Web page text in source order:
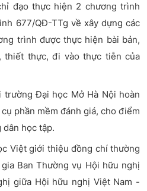
đạo thực hiện 2 chương trình
677/QĐ-TTg về xây dựng các
trình được thực hiện bài bản,
thiết thực, đi vào thực tiễn của
Đại học Mở Hà Nội hoàn
phần mềm đánh giá, cho điểm
học tập.
Việt giới thiệu đồng chí thường
Ban Thường vụ Hội hữu nghị
giữa Hội hữu nghị Việt Nam -